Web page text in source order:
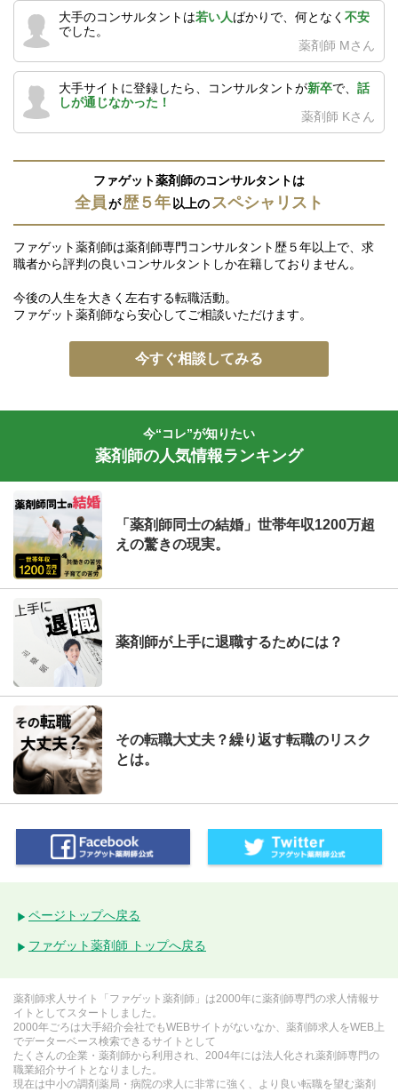
大手のコンサルタントは若い人ばかりで、何となく 不安
でした。
薬剤師 Mさん
大手サイトに登録したら、コンサルタントが新卒で、 話
しが通じなかった！
薬剤師 Kさん
ファゲット薬剤師のコンサルタントは
全員が歴５年以上のスペシャリスト
ファゲット薬剤師は薬剤師専門コンサルタント歴５年以上で、求
職者から評判の良いコンサルタントしか在籍しておりません。
今後の人生を大きく左右する転職活動。
ファゲット薬剤師なら安心してご相談いただけます。
今すぐ相談してみる
今“コレ”が知りたい
薬剤師の人気情報ランキング
「薬剤師同士の結婚」世帯年収1200万超
えの驚きの現実。
薬剤師が上手に退職するためには？
その転職大丈夫？繰り返す転職のリスク
とは。
ページトップへ戻る
ファゲット薬剤師 トップへ戻る
薬剤師求人サイト「ファゲット薬剤師」は2000年に薬剤師専門の求人情報サ
イトとしてスタートしました。
2000年ごろは大手紹介会社でもWEBサイトがないなか、薬剤師求人をWEB上
でデーターベース検索できるサイトとして
たくさんの企業・薬剤師から利用され、2004年には法人化され薬剤師専門の
職業紹介サイトとなりました。
現在は中小の調剤薬局・病院の求人に非常に強く、より良い転職を望む薬剤